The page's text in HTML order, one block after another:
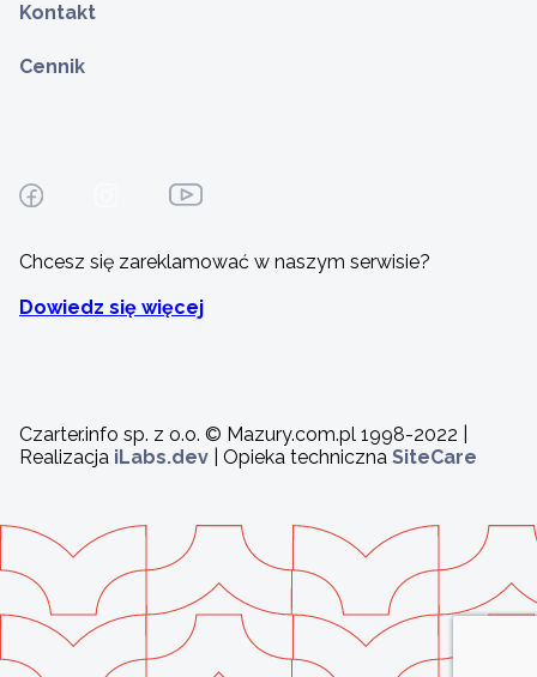
Kontakt
Cennik
Chcesz się zareklamować w naszym serwisie?
Dowiedz się więcej
Czarter.info sp. z o.o. © Mazury.com.pl 1998-2022 |
Realizacja iLabs.dev | Opieka techniczna SiteCare